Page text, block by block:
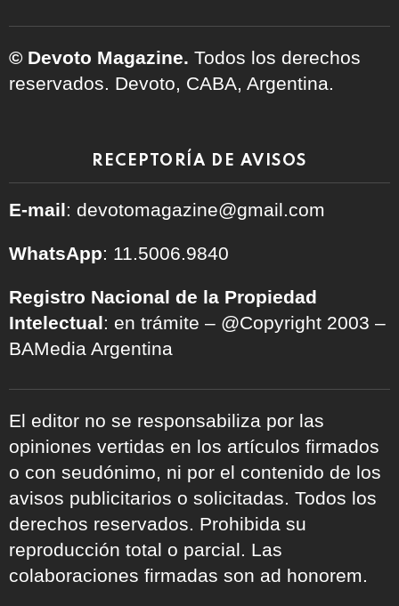
© Devoto Magazine. Todos los derechos
reservados. Devoto, CABA, Argentina.
RECEPTORÍA DE AVISOS
E-mail: devotomagazine@gmail.com
WhatsApp: 11.5006.9840
Registro Nacional de la Propiedad
Intelectual: en trámite – @Copyright 2003 –
BAMedia Argentina
El editor no se responsabiliza por las
opiniones vertidas en los artículos firmados
o con seudónimo, ni por el contenido de los
avisos publicitarios o solicitadas. Todos los
derechos reservados. Prohibida su
reproducción total o parcial. Las
colaboraciones firmadas son ad honorem.